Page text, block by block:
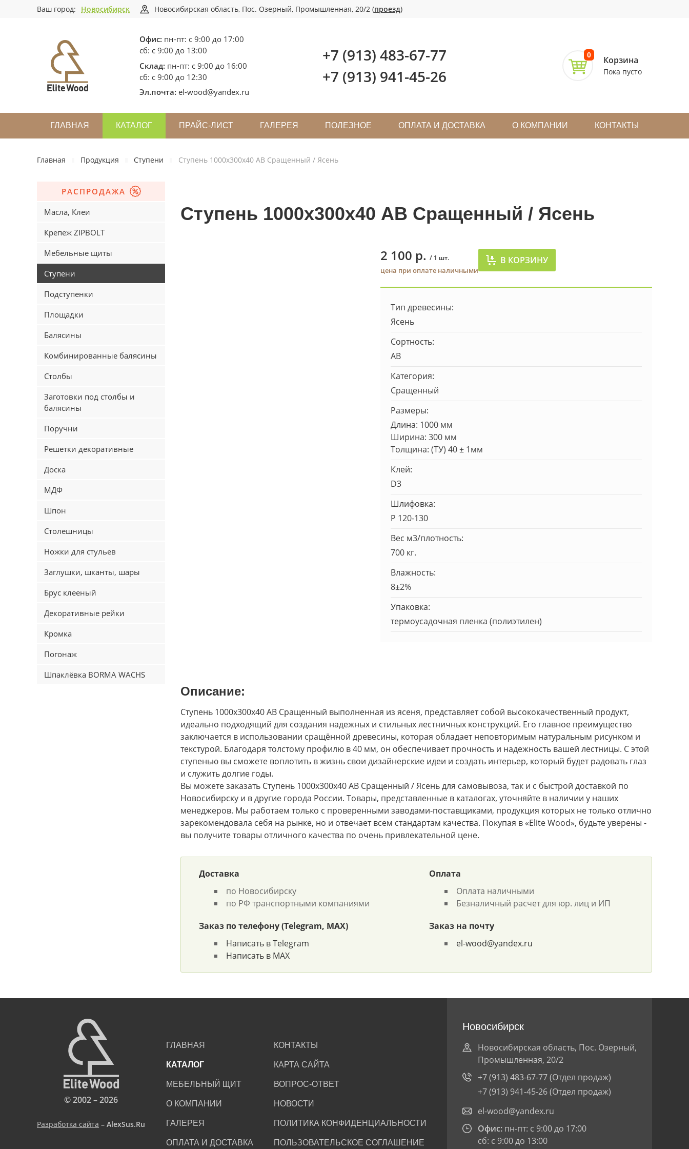
Ваш город: Новосибирск Новосибирская область, Пос. Озерный, Промышленная, 20/2 (проезд)
Офис: пн-пт: с 9:00 до 17:00
сб: с 9:00 до 13:00
Склад: пн-пт: с 9:00 до 16:00
сб: с 9:00 до 12:30
Эл.почта: el-wood@yandex.ru
+7 (913) 483-67-77
+7 (913) 941-45-26
0 Корзина
Пока пусто
ГЛАВНАЯ КАТАЛОГ ПРАЙС-ЛИСТ ГАЛЕРЕЯ ПОЛЕЗНОЕ ОПЛАТА И ДОСТАВКА О КОМПАНИИ КОНТАКТЫ
Главная Продукция Ступени Ступень 1000х300х40 АВ Сращенный / Ясень
РАСПРОДАЖА
Масла, Клеи
Крепеж ZIPBOLT
Мебельные щиты
Ступени
Подступенки
Площадки
Балясины
Комбинированные балясины
Столбы
Заготовки под столбы и
балясины
Поручни
Решетки декоративные
Доска
МДФ
Шпон
Столешницы
Ножки для стульев
Заглушки, шканты, шары
Брус клееный
Декоративные рейки
Кромка
Погонаж
Шпаклёвка BORMA WACHS
Ступень 1000х300х40 АВ Сращенный / Ясень
2 100 р. / 1 шт.
цена при оплате наличными
В КОРЗИНУ
Тип древесины:
Ясень
Сортность:
AB
Категория:
Сращенный
Размеры:
Длина: 1000 мм
Ширина: 300 мм
Толщина: (ТУ) 40 ± 1мм
Клей:
D3
Шлифовка:
Р 120-130
Вес м3/плотность:
700 кг.
Влажность:
8±2%
Упаковка:
термоусадочная пленка (полиэтилен)
Описание:
Ступень 1000х300х40 АВ Сращенный выполненная из ясеня, представляет собой высококачественный продукт,
идеально подходящий для создания надежных и стильных лестничных конструкций. Его главное преимущество
заключается в использовании сращённой древесины, которая обладает неповторимым натуральным рисунком и
текстурой. Благодаря толстому профилю в 40 мм, он обеспечивает прочность и надежность вашей лестницы. С этой
ступенью вы сможете воплотить в жизнь свои дизайнерские идеи и создать интерьер, который будет радовать глаз
и служить долгие годы.
Вы можете заказать Ступень 1000х300х40 АВ Сращенный / Ясень для самовывоза, так и с быстрой доставкой по
Новосибирску и в другие города России. Товары, представленные в каталогах, уточняйте в наличии у наших
менеджеров. Мы работаем только с проверенными заводами-поставщиками, продукция которых не только отлично
зарекомендовала себя на рынке, но и отвечает всем стандартам качества. Покупая в «Elite Wood», будьте уверены -
вы получите товары отличного качества по очень привлекательной цене.
Доставка
по Новосибирску
по РФ транспортными компаниями
Оплата
Оплата наличными
Безналичный расчет для юр. лиц и ИП
Заказ по телефону (Telegram, MAX)
Написать в Telegram
Написать в MAX
Заказ на почту
el-wood@yandex.ru
© 2002 – 2026
Разработка сайта – AlexSus.Ru
ГЛАВНАЯ
КАТАЛОГ
МЕБЕЛЬНЫЙ ЩИТ
О КОМПАНИИ
ГАЛЕРЕЯ
ОПЛАТА И ДОСТАВКА
КОНТАКТЫ
КАРТА САЙТА
ВОПРОС-ОТВЕТ
НОВОСТИ
ПОЛИТИКА КОНФИДЕНЦИАЛЬНОСТИ
ПОЛЬЗОВАТЕЛЬСКОЕ СОГЛАШЕНИЕ
Новосибирск
Новосибирская область, Пос. Озерный,
Промышленная, 20/2
+7 (913) 483-67-77(Отдел продаж)
+7 (913) 941-45-26(Отдел продаж)
el-wood@yandex.ru
Офис: пн-пт: с 9:00 до 17:00
сб: с 9:00 до 13:00